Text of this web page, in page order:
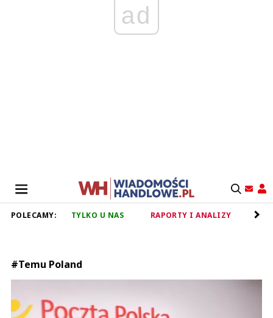
ad
POLECAMY: TYLKO U NAS RAPORTY I ANALIZY
#Temu Poland